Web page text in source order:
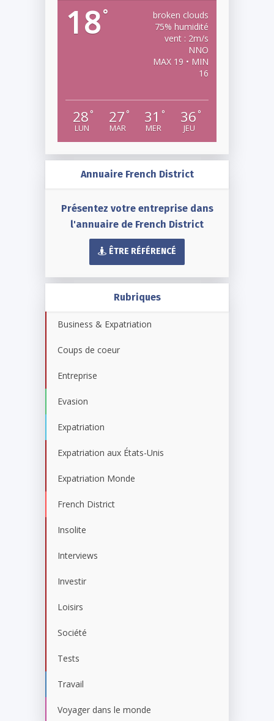
18°
broken clouds
75% humidité
vent : 2m/s
NNO
MAX 19 • MIN
16
28 °
LUN
27 °
MAR
31 °
MER
36 °
JEU
Annuaire French District
Présentez votre entreprise dans
l'annuaire de French District
ÊTRE RÉFÉRENCÉ
Rubriques
Business & Expatriation
Coups de coeur
Entreprise
Evasion
Expatriation
Expatriation aux États-Unis
Expatriation Monde
French District
Insolite
Interviews
Investir
Loisirs
Société
Tests
Travail
Voyager dans le monde